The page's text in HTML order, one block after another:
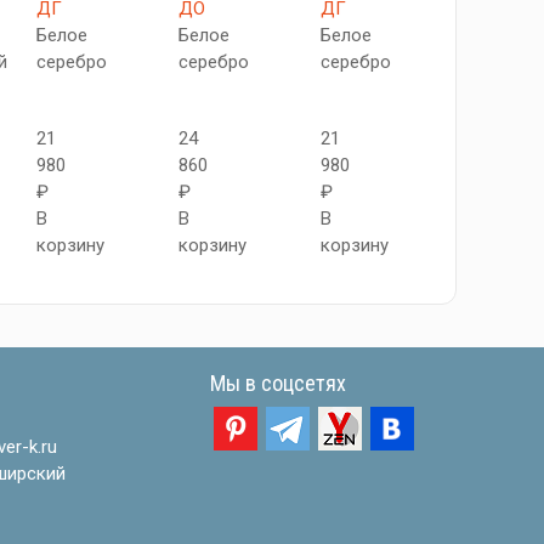
ДГ
Белое
серебро
21
980
₽
В
корзину
ДО
Белое
серебро
24
860
₽
В
корзину
ДГ
Белое
серебро
21
980
₽
В
корзину
k.ru
Мы в соцсетях